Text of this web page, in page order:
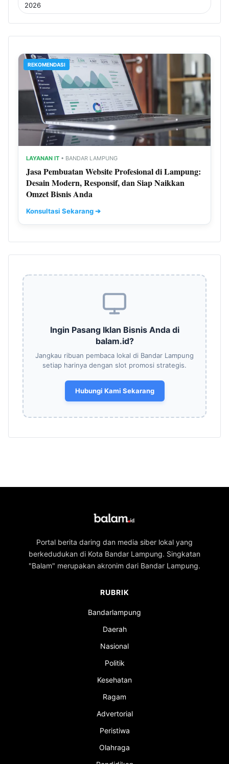
2026
REKOMENDASI
LAYANAN IT • BANDAR LAMPUNG
Jasa Pembuatan Website Profesional di Lampung:
Desain Modern, Responsif, dan Siap Naikkan
Omzet Bisnis Anda
Konsultasi Sekarang ➔
Ingin Pasang Iklan Bisnis Anda di
balam.id?
Jangkau ribuan pembaca lokal di Bandar Lampung
setiap harinya dengan slot promosi strategis.
Hubungi Kami Sekarang
Portal berita daring dan media siber lokal yang
berkedudukan di Kota Bandar Lampung. Singkatan
"Balam" merupakan akronim dari Bandar Lampung.
RUBRIK
Bandarlampung
Daerah
Nasional
Politik
Kesehatan
Ragam
Advertorial
Peristiwa
Olahraga